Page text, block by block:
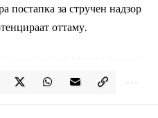
постапка за стручен надзор
оттаму.